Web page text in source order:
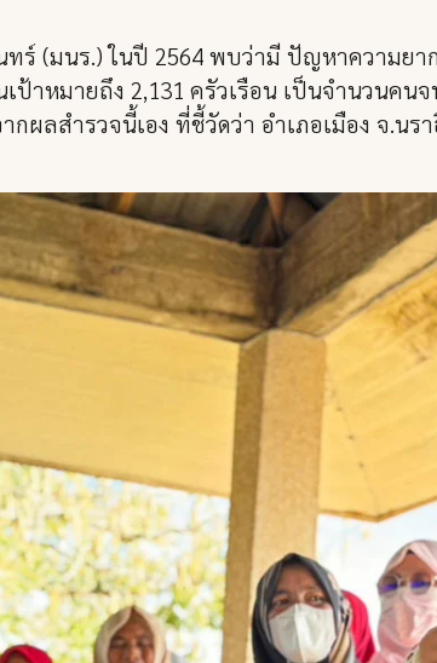
ร์ (มนร.) ในปี 2564 พบว่ามี ปัญหาความยา
าหมายถึง 2,131 ครัวเรือน เป็นจำนวนคน
ผลสำรวจนี้เอง ที่ชี้วัดว่า อำเภอเมือง จ.น